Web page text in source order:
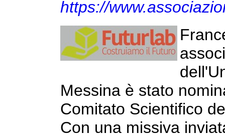
https://
Messina è stato
Comitato Scientifico
Con una missiva